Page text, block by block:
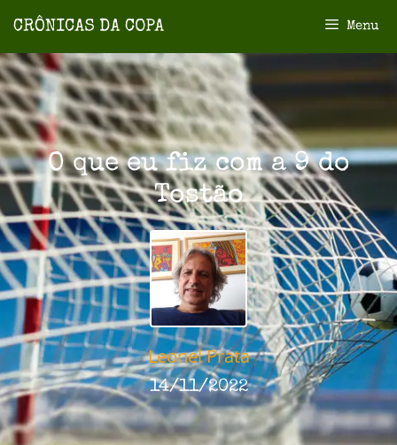
Menu
O que eu fiz com a 9 do
Tostão
Leonel Prata
14/11/2022